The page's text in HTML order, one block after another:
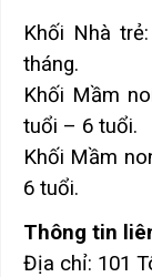
Khối Nhà
tháng.
Khối Mầm
tuổi – 6 tuổi.
Khối Mầm
6 tuổi.
Thông tin
Địa chỉ: 101